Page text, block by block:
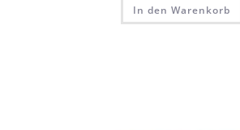
In den Warenkorb